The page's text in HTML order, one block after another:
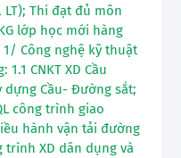
LT); Thi đạt đủ môn
lớp học mới hàng
Công nghệ kỹ thuật
1.1 CNKT XD Cầu
dựng Cầu- Đường sắt;
công trình giao
hành vận tải đường
trình XD dân dụng và